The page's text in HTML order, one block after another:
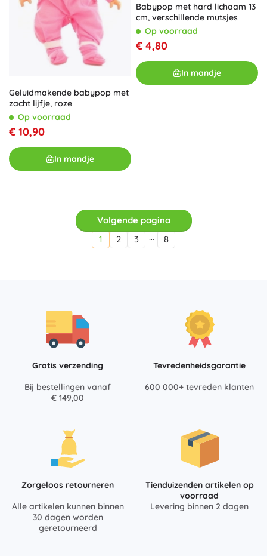
Geluidmakende babypop met
zacht lijfje, roze
Op voorraad
€ 10,90
In mandje
Babypop met hard lichaam 13
cm, verschillende mutsjes
Op voorraad
€ 4,80
In mandje
Volgende pagina
1
2 3 … 8
Gratis verzending
Bij bestellingen vanaf
€ 149,00
Tevredenheidsgarantie
600 000+ tevreden klanten
Zorgeloos retourneren
Alle artikelen kunnen binnen
30 dagen worden
geretourneerd
Tienduizenden artikelen op
voorraad
Levering binnen 2 dagen